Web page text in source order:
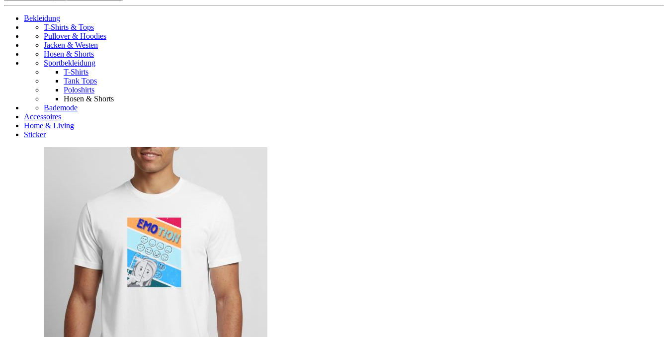
Bekleidung
T-Shirts & Tops
Pullover & Hoodies
Jacken & Westen
Hosen & Shorts
Sportbekleidung
T-Shirts
Tank Tops
Poloshirts
Hosen & Shorts
Bademode
Accessoires
Home & Living
Sticker